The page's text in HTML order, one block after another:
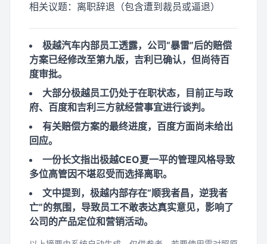
相关议题： 离职辞退（包含遭到裁员或逼退）
极越汽车内部员工透露，公司“暴雷”后的赔偿
方案已经修改至第九版，吉利已确认，但尚待百
度审批。
大部分极越员工仍处于在职状态，目前正与政
府、百度和吉利三方就经营事宜进行谈判。
有关赔偿方案的最终进度，百度方面尚未给出
回应。
一份长文指出极越CEO夏一平的管理风格导致
多位高管因不堪忍受而选择离职。
文中提到，极越内部存在“顺我者昌，逆我者
亡”的氛围，导致员工不敢表达真实意见，影响了
公司的产品定位和营销活动。